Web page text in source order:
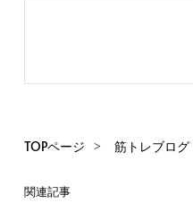
TOPページ 筋トレブログ
関連記事